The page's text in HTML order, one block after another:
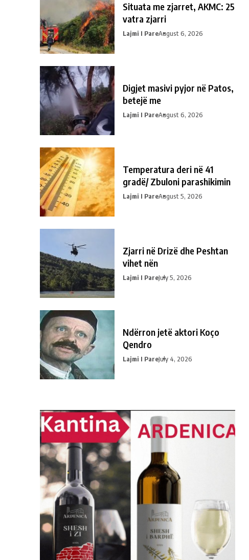
Situata me zjarret, AKMC: 25
vatra zjarri
Lajmi I PareAugust 6, 2026
Digjet masivi pyjor në Patos,
betejë me
Lajmi I PareAugust 6, 2026
Temperatura deri në 41
gradë/ Zbuloni parashikimin
Lajmi I PareAugust 5, 2026
Zjarri në Drizë dhe Peshtan
vihet nën
Lajmi I PareJuly 5, 2026
Ndërron jetë aktori Koço
Qendro
Lajmi I PareJuly 4, 2026